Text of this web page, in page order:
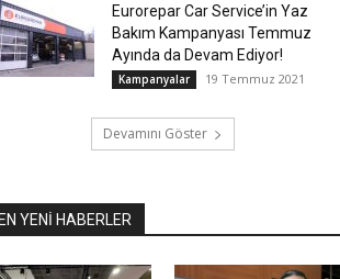
Eurorepar Car Service’in Yaz
Bakım Kampanyası Temmuz
Ayında da Devam Ediyor!
Kampanyalar 19 Temmuz 2021
Devamını Göster
YENİ HABERLER